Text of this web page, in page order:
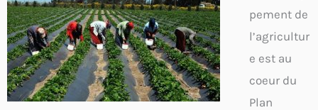
pement de
l’agricultur
e est au
coeur du
Plan